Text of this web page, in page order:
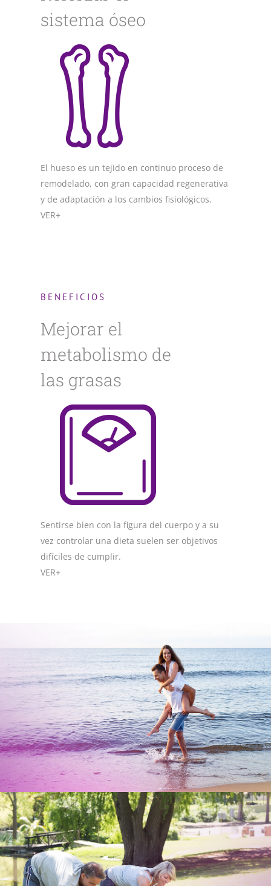
sistema óseo
El hueso es un tejido en continuo proceso de
remodelado, con gran capacidad regenerativa
y de adaptación a los cambios fisiológicos.
VER+
BENEFICIOS
Mejorar el
metabolismo de
las grasas
Sentirse bien con la figura del cuerpo y a su
vez controlar una dieta suelen ser objetivos
difíciles de cumplir.
VER+